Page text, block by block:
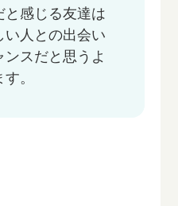
と感じる友達は
い人との出会い
ンスだと思うよ
。